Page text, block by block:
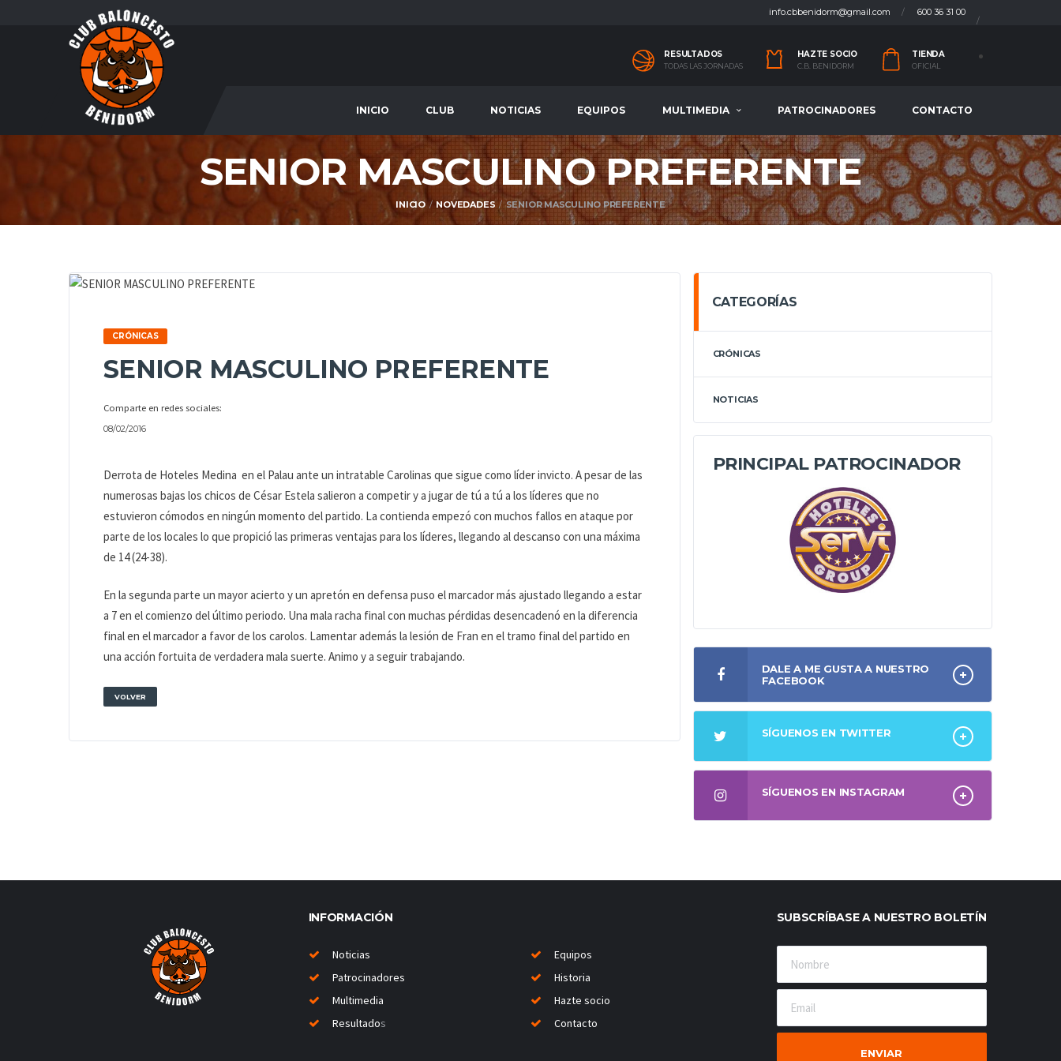
600 36 31 00
info.cbbenidorm@gmail.com
RESULTADOS
TODAS LAS JORNADAS
HAZTE SOCIO
C.B. BENIDORM
TIENDA
OFICIAL
INICIO CLUB NOTICIAS EQUIPOS MULTIMEDIA PATROCINADORES CONTACTO
SENIOR MASCULINO PREFERENTE
INICIO NOVEDADES SENIOR MASCULINO PREFERENTE
CRÓNICAS
SENIOR MASCULINO PREFERENTE
Comparte en redes sociales:
08/02/2016
Derrota de Hoteles Medina en el Palau ante un intratable Carolinas que sigue como líder invicto. A pesar de las
numerosas bajas los chicos de César Estela salieron a competir y a jugar de tú a tú a los líderes que no
estuvieron cómodos en ningún momento del partido. La contienda empezó con muchos fallos en ataque por
parte de los locales lo que propició las primeras ventajas para los líderes, llegando al descanso con una máxima
de 14 (24-38).
En la segunda parte un mayor acierto y un apretón en defensa puso el marcador más ajustado llegando a estar
a 7 en el comienzo del último periodo. Una mala racha final con muchas pérdidas desencadenó en la diferencia
final en el marcador a favor de los carolos. Lamentar además la lesión de Fran en el tramo final del partido en
una acción fortuita de verdadera mala suerte. Animo y a seguir trabajando.
VOLVER
CATEGORÍAS
CRÓNICAS
NOTICIAS
PRINCIPAL PATROCINADOR
DALE A ME GUSTA A NUESTRO
FACEBOOK
SÍGUENOS EN TWITTER
SÍGUENOS EN INSTAGRAM
INFORMACIÓN
Noticias
Equipos
Patrocinadores
Historia
Multimedia
Hazte socio
Resultados Contacto
SUBSCRÍBASE A NUESTRO BOLETÍN